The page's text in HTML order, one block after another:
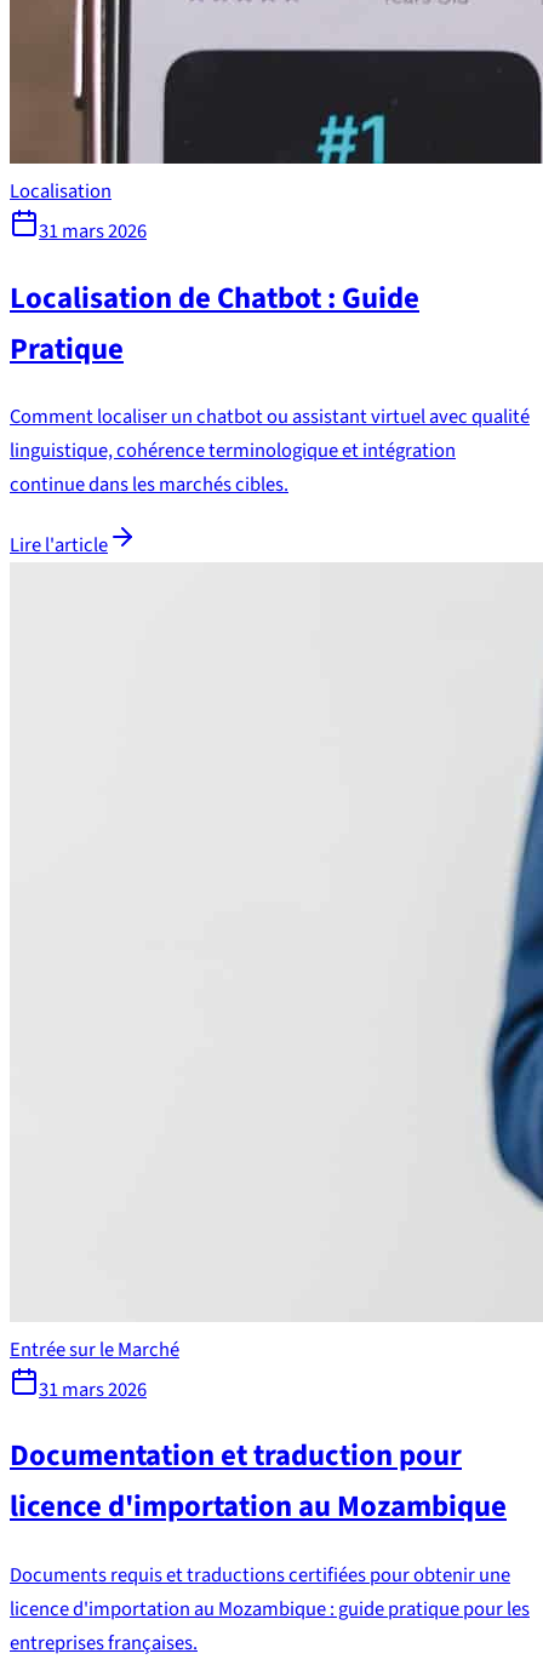
Localisation
31 mars 2026
Localisation de Chatbot : Guide
Pratique
Comment localiser un chatbot ou assistant virtuel avec qualité
linguistique, cohérence terminologique et intégration
continue dans les marchés cibles.
Lire l'article
Entrée sur le Marché
31 mars 2026
Documentation et traduction pour
licence d'importation au Mozambique
Documents requis et traductions certifiées pour obtenir une
licence d'importation au Mozambique : guide pratique pour les
entreprises françaises.